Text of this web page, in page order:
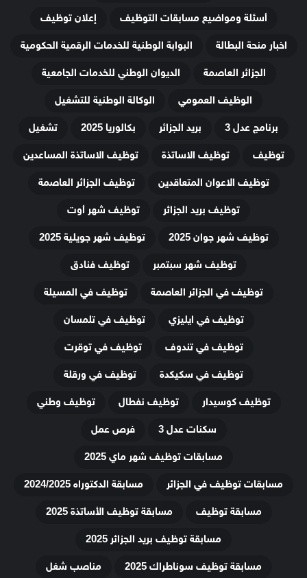
أسئلة ومواضيع مسابقات التوظيف
إعلان توظيف
اخبار منحة البطالة
البوابة الوطنية للخدمات الرقمية الحكومية
الجزائر العاصمة
الديوان الوطني للخدمات الجامعية
الوظيف العمومي
الوكالة الوطنية للتشغيل
برنامج عدل 3
بريد الجزائر بكالوريا 2025
تشغيل
توظيف
توظيف الاساتذة
توظيف الاساتذة المساعدين
توظيف الاعوان المتعاقدين
توظيف الجزائر العاصمة
توظيف بريد الجزائر
توظيف شهر أوت
توظيف شهر جوان 2025
توظيف شهر جويلية 2025
توظيف شهر سبتمبر
توظيف فنادق
توظيف في الجزائر العاصمة
توظيف في المسيلة
توظيف في ايليزي
توظيف في تلمسان
توظيف في تندوف
توظيف في توقرت
توظيف في سكيكدة
توظيف في ورقلة
توظيف كوسيدار
توظيف نفطال
توظيف وطني
سكنات عدل 3
فرص عمل
مسابقات توظيف شهر ماي 2025
مسابقات توظيف في الجزائر
مسابقة الدكتوراه 2024/2025
مسابقة توظيف
مسابقة توظيف الأساتذة 2025
مسابقة توظيف بريد الجزائر 2025
مسابقة توظيف سوناطراك 2025
مناصب شغل